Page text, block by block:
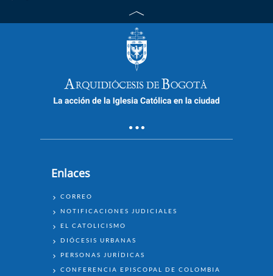
Jueves Santo 14 de abril 3p.m.
Celebración de la Cena del Señor
Eucaristía domingo de resurrección
17 de abril 10a.m.
Enlaces
ENLACES
CORREO
NOTIFICACIONES JUDICIALES
EL CATOLICISMO
DIÓCESIS URBANAS
PERSONAS JURÍDICAS
CONFERENCIA EPISCOPAL DE COLOMBIA